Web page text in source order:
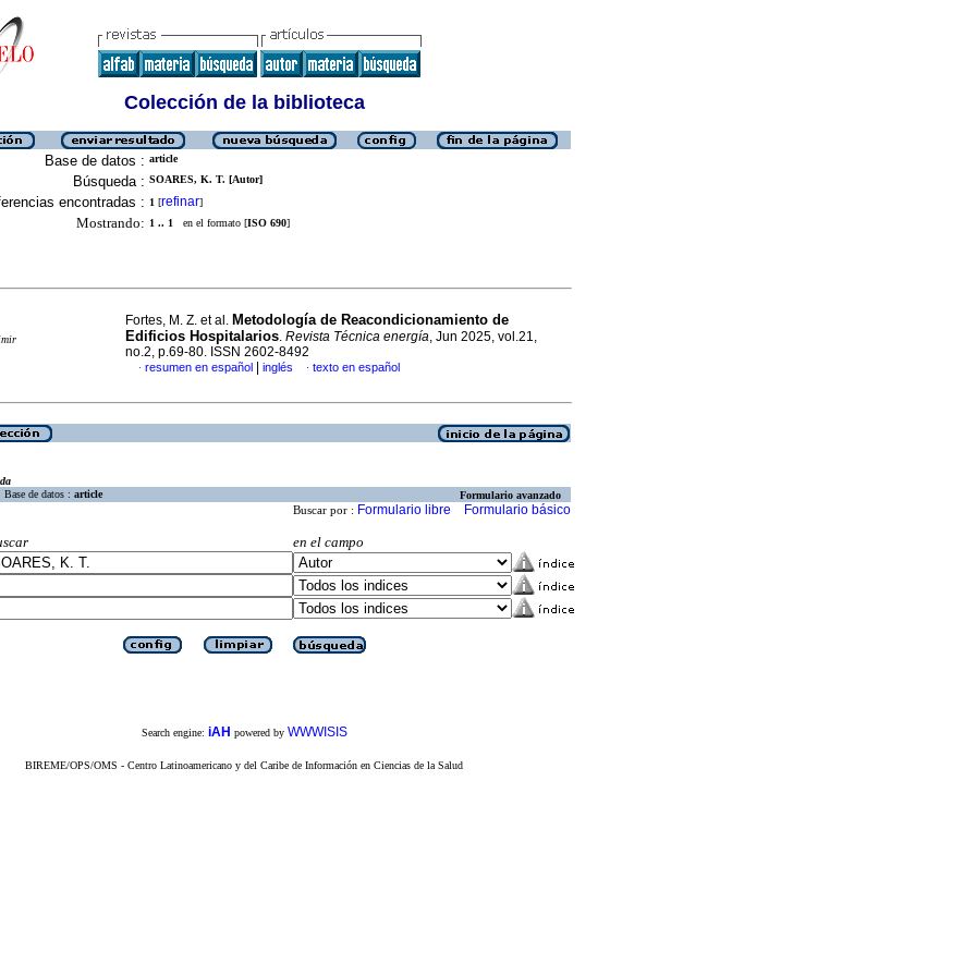
Colección de la biblioteca
Base de datos : article
Búsqueda : SOARES, K. T. [Autor]
encontradas : 1 [refinar]
Mostrando: 1 .. 1 en el formato [ISO 690]
Fortes, M. Z. et al. Metodología de Reacondicionamiento de
Edificios Hospitalarios. Revista Técnica energía, Jun 2025, vol.21,
no.2, p.69-80. ISSN 2602-8492
· resumen en español inglés · texto en español
Base de datos : article Formulario avanzado
Buscar por : Formulario libre Formulario básico
en el campo
Search engine: iAH powered by WWWISIS
BIREME/OPS/OMS - Centro Latinoamericano y del Caribe de Información en Ciencias de la Salud